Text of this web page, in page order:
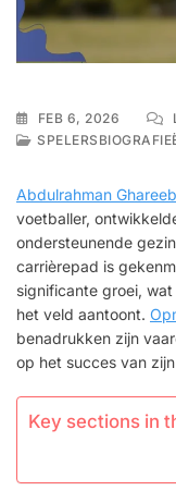
FEB 6, 2026
Abdulrahman Ghareeb
voetballer,
ondersteunende
carrièrepad is
significante groei,
het veld aantoont.
benadrukken zijn
op het succes van
Key sections in